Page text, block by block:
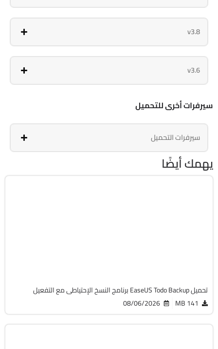
v3.8
v3.6
سيرفرات أخرى للتحميل
سيرفرات التحميل
يهمك أيضًا
تحميل EaseUS Todo Backup برنامج النسخ الإحتياطى مع التفعيل
141 MB
08/06/2026